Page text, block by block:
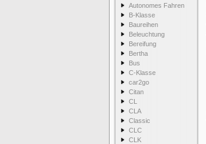
Autonomes Fahren
B-Klasse
Baureihen
Beleuchtung
Bereifung
Bertha
Bus
C-Klasse
car2go
Citan
CL
CLA
Classic
CLC
CLK